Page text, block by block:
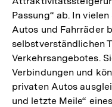
Passung“ ab. In
Autos und Fahrräder
selbstverständlichen
Verkehrsangebotes.
Verbindungen und
privaten Autos
und letzte Meile“